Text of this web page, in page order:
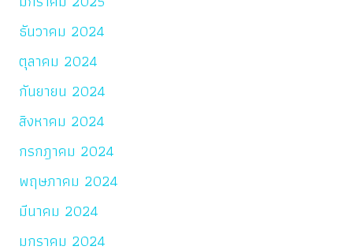
ธันวาคม 2024
ตุลาคม 2024
กันยายน 2024
สิงหาคม 2024
กรกฎาคม 2024
พฤษภาคม 2024
มีนาคม 2024
มกราคม 2024